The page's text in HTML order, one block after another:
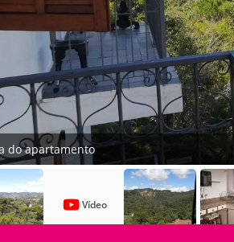
do apartamento
Vídeo